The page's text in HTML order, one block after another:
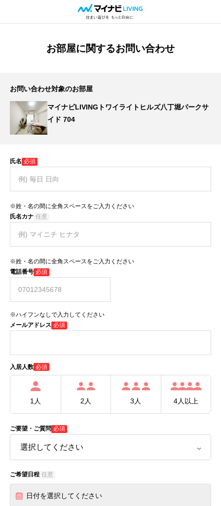
お部屋に関するお問い合わせ
お問い合わせ対象のお部屋
マイナビLIVINGトワイライトヒルズ八丁堀パークサ
イド 704
氏名 必須
※姓・名の間に全角スペースをご入力ください
氏名カナ 任意
※姓・名の間に全角スペースをご入力ください
電話番号 必須
※ハイフンなしで入力してください
メールアドレス 必須
入居人数 必須
1人 2人 3人 4人以上
ご要望・ご質問 必須
ご希望日程 任意
日付を選択してください